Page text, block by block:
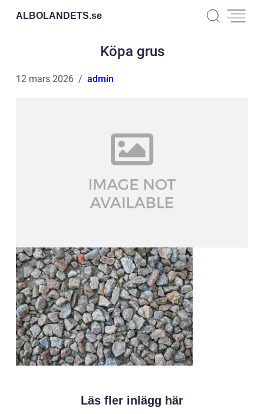
ALBOLANDETS.se
Köpa grus
12 mars 2026 admin
Läs fler inlägg här